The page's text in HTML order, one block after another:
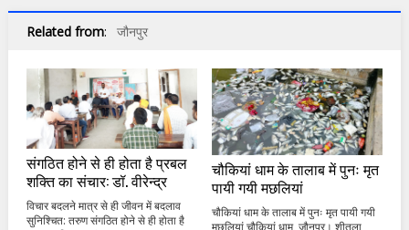
Related from: जौनपुर
संगठित होने से ही होता है प्रबल
शक्ति का संचार: डॉ. वीरेन्द्र
विचार बदलने मात्र से ही जीवन में बदलाव
सुनिश्चित: तरुण संगठित होने से ही होता है
चौकियां धाम के तालाब में पुनः मृत
पायी गयी मछलियां
चौकियां धाम के तालाब में पुनः मृत पायी गयी